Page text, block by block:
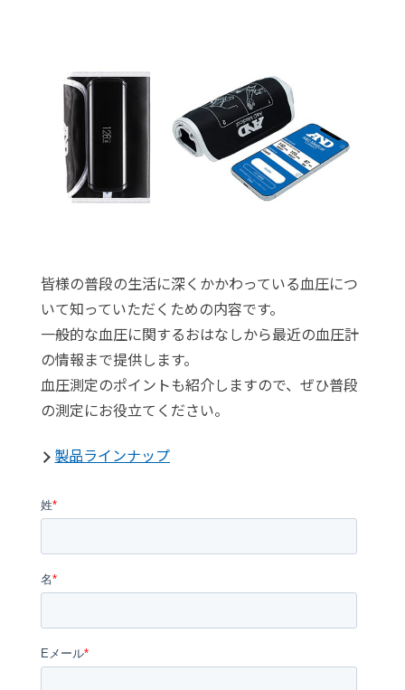
皆様の普段の生活に深くかかわっている血圧につ
いて知っていただくための内容です。
一般的な血圧に関するおはなしから最近の血圧計
の情報まで提供します。
血圧測定のポイントも紹介しますので、ぜひ普段
の測定にお役立てください。
製品ラインナップ